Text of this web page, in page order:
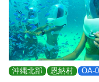
沖縄北部 恩納村 OA-